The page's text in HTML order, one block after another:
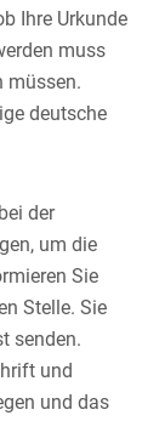
Ihre Urkunde
muss
müssen.
deutsche
der
um die
Sie
Stelle. Sie
senden.
und
und das